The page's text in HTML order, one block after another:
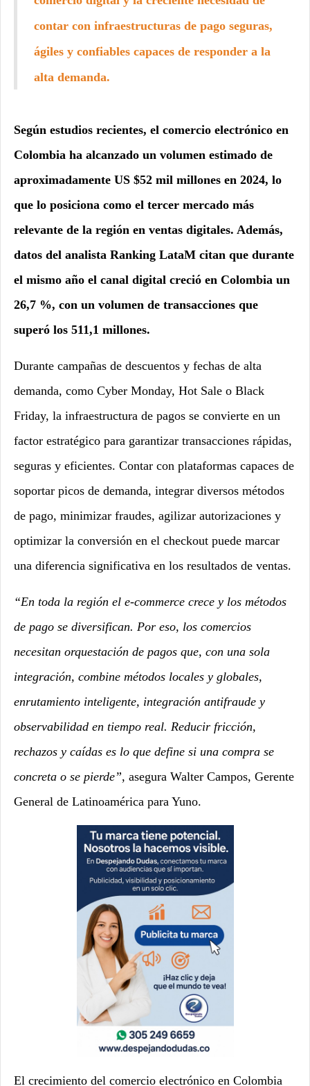
contar con infraestructuras de pago seguras,
ágiles y confiables capaces de responder a la
alta demanda.
Según estudios recientes, el comercio electrónico en
Colombia ha alcanzado un volumen estimado de
aproximadamente US $52 mil millones en 2024, lo
que lo posiciona como el tercer mercado más
relevante de la región en ventas digitales. Además,
datos del analista Ranking LataM citan que durante
el mismo año el canal digital creció en Colombia un
26,7 %, con un volumen de transacciones que
superó los 511,1 millones.
Durante campañas de descuentos y fechas de alta
demanda, como Cyber Monday, Hot Sale o Black
Friday, la infraestructura de pagos se convierte en un
factor estratégico para garantizar transacciones rápidas,
seguras y eficientes. Contar con plataformas capaces de
soportar picos de demanda, integrar diversos métodos
de pago, minimizar fraudes, agilizar autorizaciones y
optimizar la conversión en el checkout puede marcar
una diferencia significativa en los resultados de ventas.
“En toda la región el e-commerce crece y los métodos
de pago se diversifican. Por eso, los comercios
necesitan orquestación de pagos que, con una sola
integración, combine métodos locales y globales,
enrutamiento inteligente, integración antifraude y
observabilidad en tiempo real. Reducir fricción,
rechazos y caídas es lo que define si una compra se
concreta o se pierde”, asegura Walter Campos, Gerente
General de Latinoamérica para Yuno.
El crecimiento del comercio electrónico en Colombia